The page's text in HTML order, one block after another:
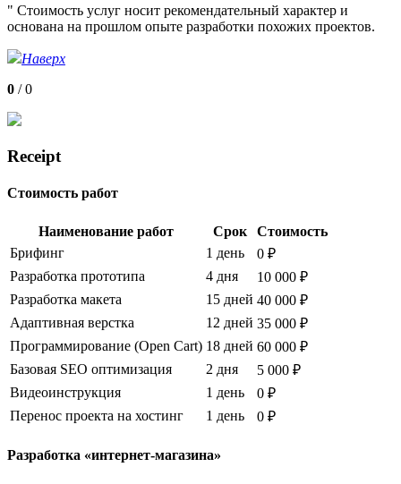
" Стоимость услуг носит рекомендательный характер и
основана на прошлом опыте разработки похожих проектов.
Наверх
0 /0
Receipt
Стоимость работ
Наименование работ Срок
Стоимость
Брифинг
1 день
0 ₽
Разработка прототипа
4 дня
10 000 ₽
Разработка макета
15 дней 40 000 ₽
Адаптивная верстка
12 дней 35 000 ₽
Программирование (Open Cart) 18 дней 60 000 ₽
Базовая SEO оптимизация
2 дня
5 000 ₽
Видеоинструкция
1 день
0 ₽
Перенос проекта на хостинг
1 день 0 ₽
Разработка «интернет-магазина»